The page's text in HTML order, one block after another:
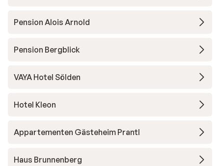
Pension Alois Arnold
Pension Bergblick
VAYA Hotel Sölden
Hotel Kleon
Appartementen Gästeheim Prantl
Haus Brunnenberg